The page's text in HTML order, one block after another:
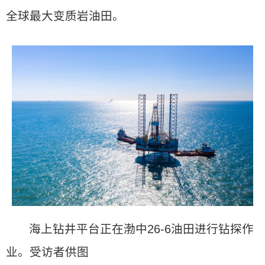
全球最大变质岩油田。
海上钻井平台正在渤中26-6油田进行钻探作
业。受访者供图